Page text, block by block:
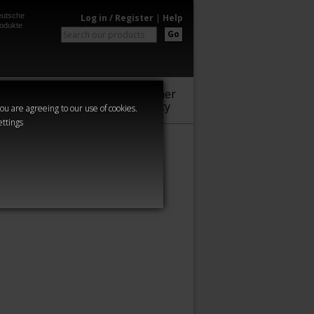
are agreeing to our use of cookies.
Log in / Register | Help
Go
Warhammer
Community